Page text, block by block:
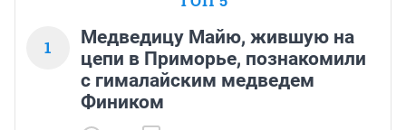
1
Медведицу Майю, жившую на
цепи в Приморье, познакомили
с гималайским медведем
Фиником